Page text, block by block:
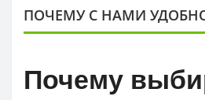
ПОЧЕМУ С НАМИ
Почему